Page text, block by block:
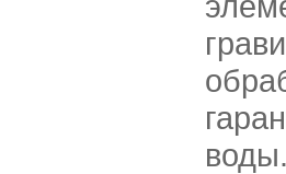
воды.